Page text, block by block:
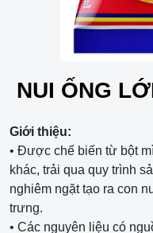
NUI ỐNG
Giới thiệu:
• Được chế biến từ bột
khác, trải qua quy trình
nghiêm ngặt tạo ra con
trưng.
• Các nguyên liệu có